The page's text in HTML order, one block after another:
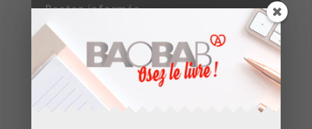
Restez informés